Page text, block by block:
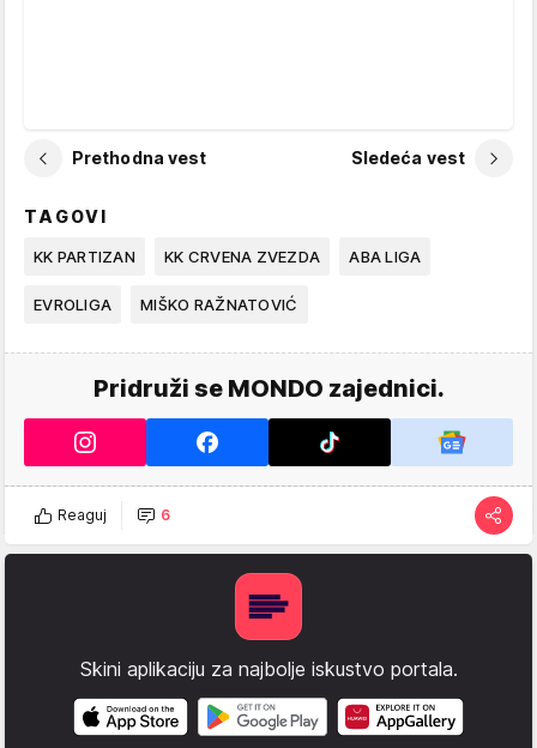
Prethodna vest Sledeća vest
TAGOVI
KK PARTIZAN KK CRVENA ZVEZDA ABA LIGA
EVROLIGA MIŠKO RAŽNATOVIĆ
Pridruži se MONDO zajednici.
Reaguj 6
Skini aplikaciju za najbolje iskustvo portala.